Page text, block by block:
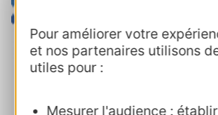
Pour améliorer votre
et nos partenaires utilisons
utiles pour :
Mesurer l'audience :